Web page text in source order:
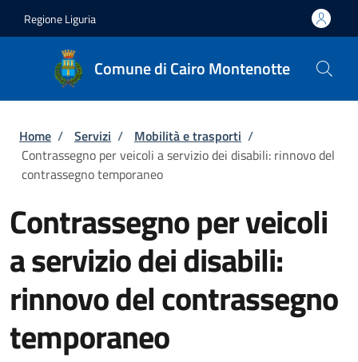
Regione Liguria
Comune di Cairo Montenotte
Briciole di pane
Home / Servizi / Mobilità e trasporti /
Contrassegno per veicoli a servizio dei disabili: rinnovo del
contrassegno temporaneo
Contrassegno per veicoli
a servizio dei disabili:
rinnovo del contrassegno
temporaneo